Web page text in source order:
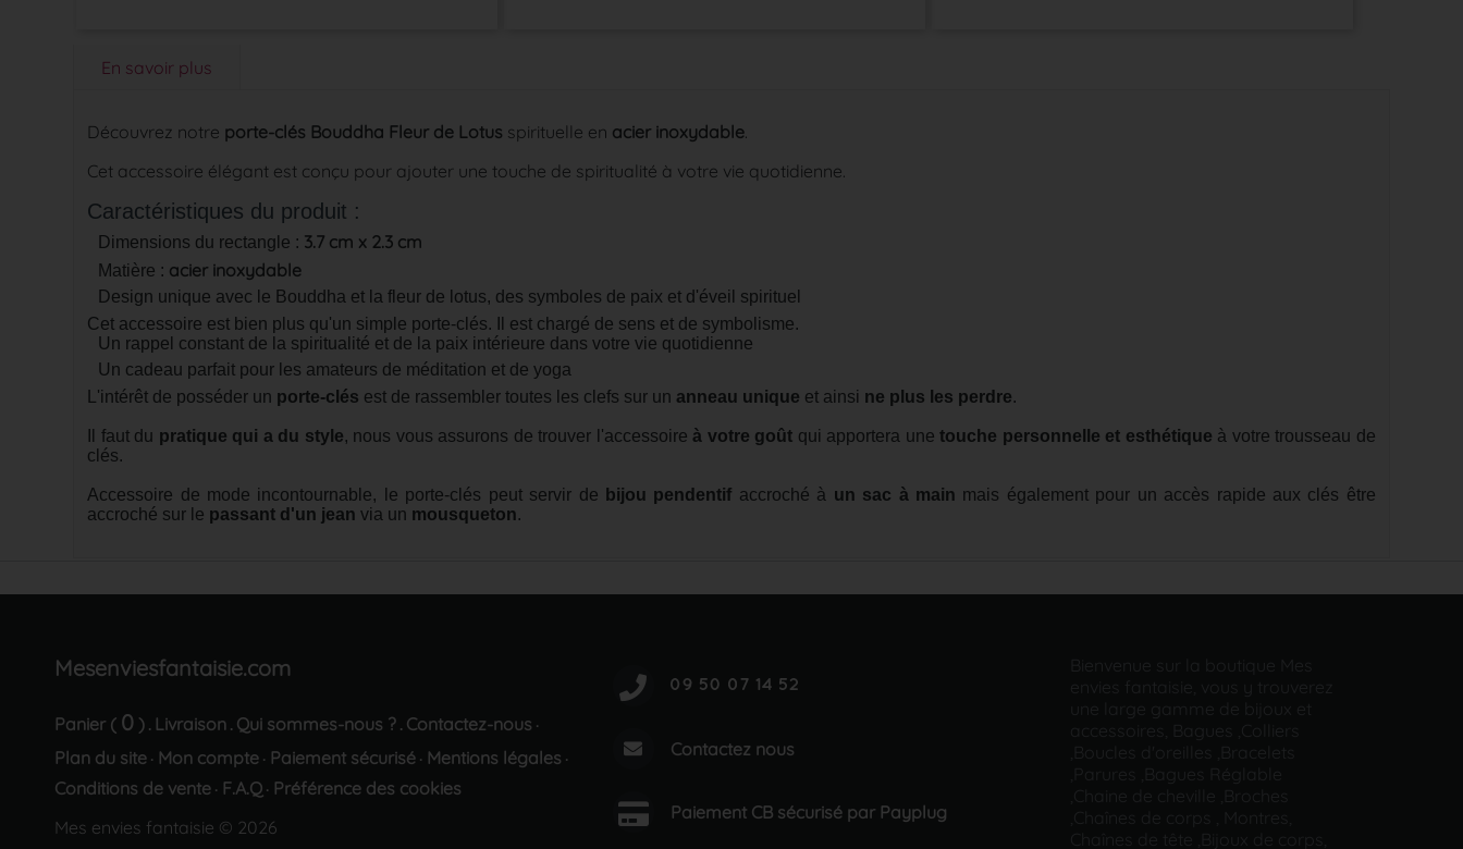
En savoir plus
Découvrez notre porte-clés Bouddha Fleur de Lotus spirituelle en acier inoxydable
Cet accessoire élégant est conçu pour ajouter une touche de spiritualité à votre vie quotidienne.
Caractéristiques du produit :
Dimensions du rectangle : 3.7 cm x 2.3 cm
Matière : acier inoxydable
Design unique avec le Bouddha et la fleur de lotus, des symboles de paix et d'éveil spirituel
Cet accessoire est bien plus qu'un simple porte-clés. Il est chargé de sens et de symbolisme.
Un rappel constant de la spiritualité et de la paix intérieure dans votre vie quotidienne
Un cadeau parfait pour les amateurs de méditation et de yoga
L'intérêt de posséder un porte-clés est de rassembler toutes les clefs sur un anneau unique et ainsi ne plus les perdre.
Il faut du pratique qui a du style, nous vous assurons de trouver l'accessoire à votre goût qui apportera unetouche personnelle et esthétique à votre trousseau de
clés.
Accessoire de mode incontournable, le porte-clés peut servir de bijou pendentif accroché à un sac à main mais également pour un accès rapide aux clés être
accroché sur le passant d'un jean via un mousqueton.
Mesenviesfantaisie.com
Panier ( 0 ) . Livraison . Qui sommes-nous ? . Contactez-nous ·
Plan du site · Mon compte · Paiement sécurisé · Mentions légales ·
Conditions de vente · F.A.Q · Préférence des cookies
Mes envies fantaisie © 2026
Contactez nous
Paiement CB sécurisé par Payplug